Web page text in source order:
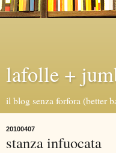
lafolle +
il blog senza forfora (better
20100407
stanza infuocata